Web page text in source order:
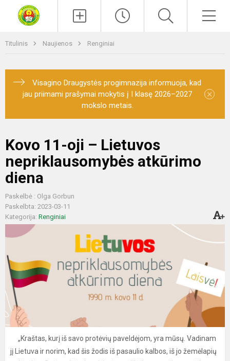
Titulinis Naujienos Renginiai
Visagino Draugystės progimnazija informuoja, kad
jau priimami prašymai mokytis į I klasę 2026–2027
mokslo metais.
×
Kovo 11-oji – Lietuvos
nepriklausomybės atkūrimo
diena
Paskelbė : Olga Gorbun
Paskelbta: 2023-03-11
Kategorija: Renginiai
„Kraštas, kurį iš savo protėvių paveldėjom, yra mūsų. Vadinam
jį Lietuva ir norim, kad šis žodis iš pasaulio kalbos, iš jo žemėlapių